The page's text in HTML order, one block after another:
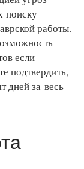
поиску
работы.
если
подтвердить,
дней за весь